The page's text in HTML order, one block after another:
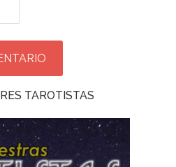
TAROTISTAS